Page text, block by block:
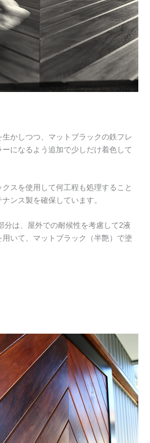
かしつつ、マットブラックの鉄フレ
になるよう追加で少しだけ着色して
スを使用して何工程も処理すること
ンス製を確保しています。
は、屋外での耐候性を考慮して2液
いて、マットブラック（半艶）で塗